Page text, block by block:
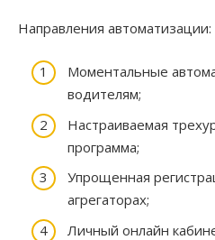
Направления автоматизации:
Моментальные
водителям;
Настраиваемая
программа;
Упрощенная
агрегаторах;
Личный онлайн